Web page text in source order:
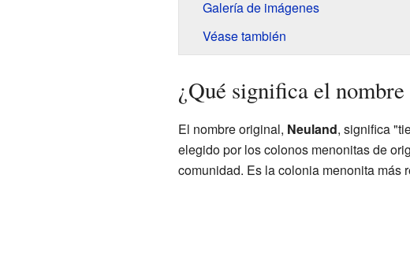
Galería de imágenes
Véase también
¿Qué significa el
El nombre original, Neuland, significa
elegido por los colonos menonitas de
comunidad. Es la colonia menonita más